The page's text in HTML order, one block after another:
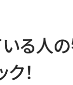
る人
！